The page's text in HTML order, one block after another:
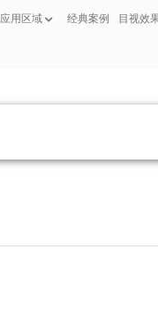
应用区域 经典案例 目视效